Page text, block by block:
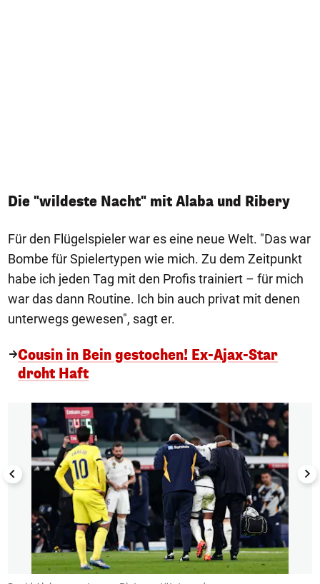
Die "wildeste Nacht" mit Alaba und Ribery
Für den Flügelspieler war es eine neue Welt. "Das war
Bombe für Spielertypen wie mich. Zu dem Zeitpunkt
habe ich jeden Tag mit den Profis trainiert – für mich
war das dann Routine. Ich bin auch privat mit denen
unterwegs gewesen", sagt er.
Cousin in Bein gestochen! Ex-Ajax-Star
droht Haft
1/3